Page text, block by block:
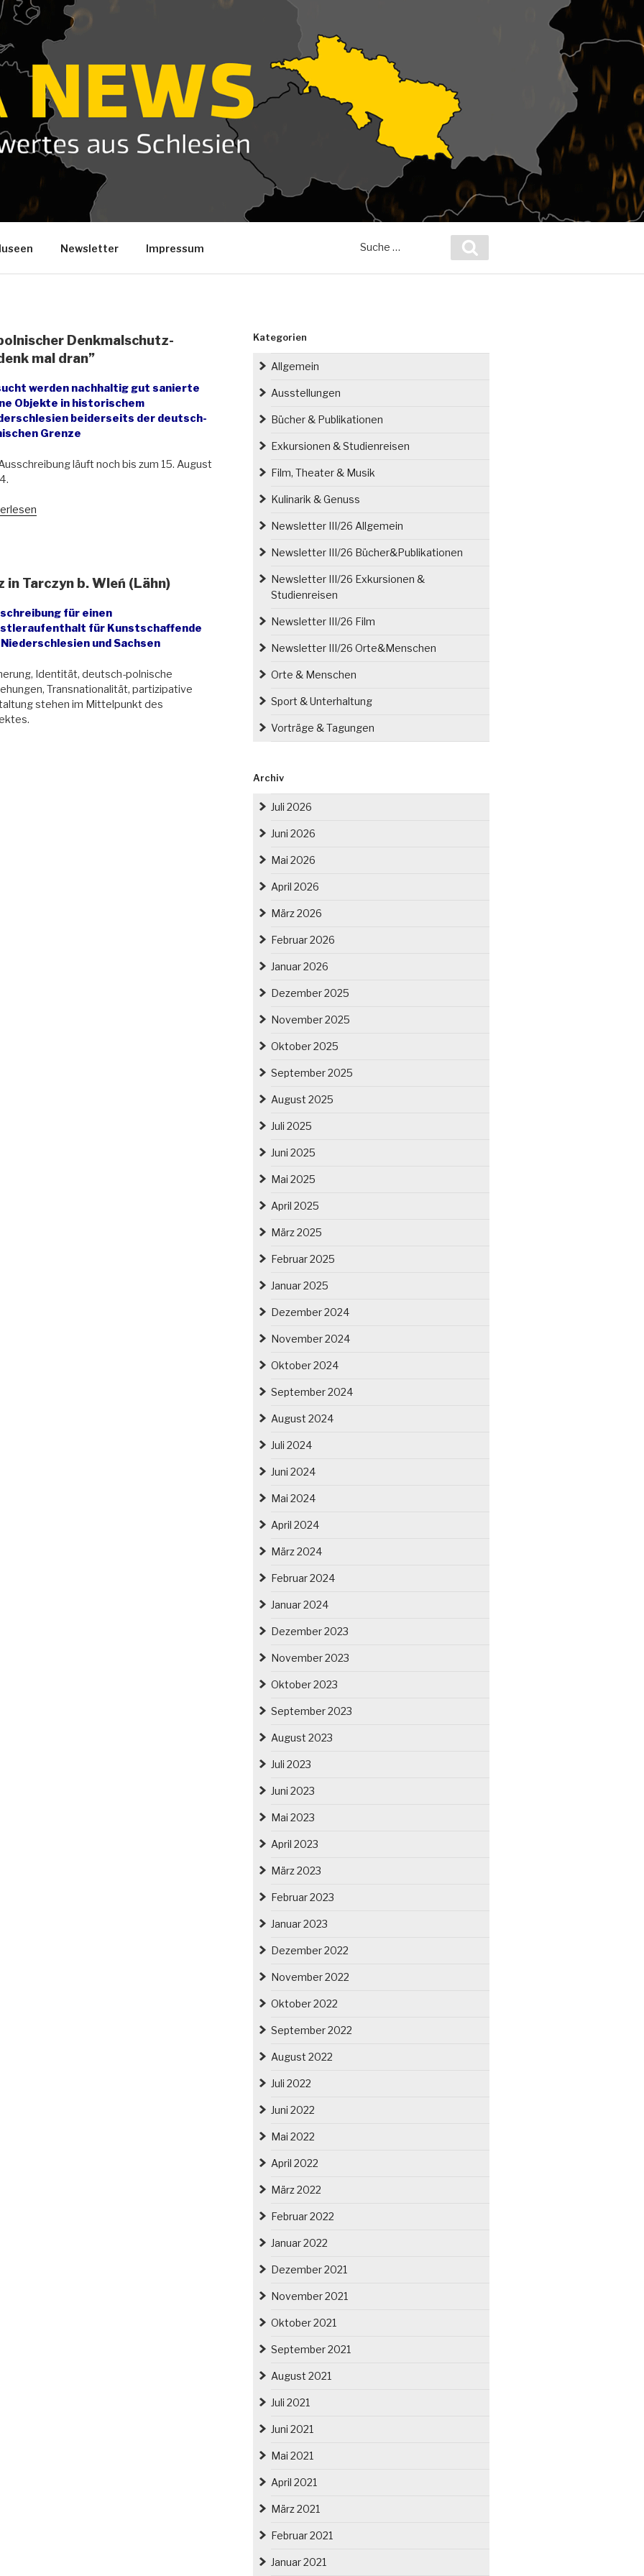
Newsletter Impressum
nach:
Denkmalschutz-
mal dran”
werden nachhaltig gut sanierte
Objekte in historischem
beiderseits der deutsch-
Grenze
läuft noch bis zum 15. August
Tarczyn b. Wleń (Lähn)
für einen
für Kunstschaffende
und Sachsen
Identität, deutsch-polnische
Transnationalität, partizipative
stehen im Mittelpunkt des
Kategorien
Allgemein
Ausstellungen
Bücher & Publikationen
Exkursionen & Studienreisen
Film, Theater & Musik
Kulinarik & Genuss
Newsletter III/26 Allgemein
Newsletter III/26 Bücher&Publikationen
Newsletter III/26 Exkursionen &
Studienreisen
Newsletter III/26 Film
Newsletter III/26 Orte&Menschen
Orte & Menschen
Sport & Unterhaltung
Vorträge & Tagungen
Archiv
Juli 2026
Juni 2026
Mai 2026
April 2026
März 2026
Februar 2026
Januar 2026
Dezember 2025
November 2025
Oktober 2025
September 2025
August 2025
Juli 2025
Juni 2025
Mai 2025
April 2025
März 2025
Februar 2025
Januar 2025
Dezember 2024
November 2024
Oktober 2024
September 2024
August 2024
Juli 2024
Juni 2024
Mai 2024
April 2024
März 2024
Februar 2024
Januar 2024
Dezember 2023
November 2023
Oktober 2023
September 2023
August 2023
Juli 2023
Juni 2023
Mai 2023
April 2023
März 2023
Februar 2023
Januar 2023
Dezember 2022
November 2022
Oktober 2022
September 2022
August 2022
Juli 2022
Juni 2022
Mai 2022
April 2022
März 2022
Februar 2022
Januar 2022
Dezember 2021
November 2021
Oktober 2021
September 2021
August 2021
Juli 2021
Juni 2021
Mai 2021
April 2021
März 2021
Februar 2021
Januar 2021